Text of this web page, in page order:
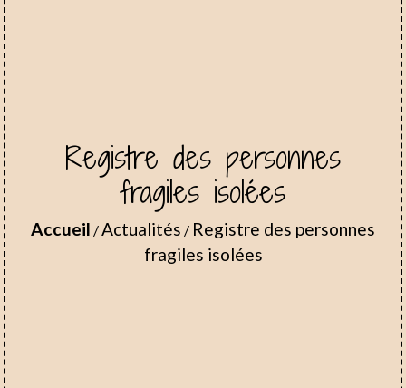
Registre des personnes
fragiles isolées
Accueil /Actualités / Registre des personnes
fragiles isolées